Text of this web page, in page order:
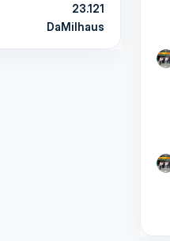
23.121
DaMilhaus